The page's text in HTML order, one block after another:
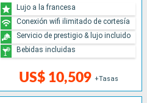
US$ 10,509 +Tasas
Lujo a la francesa
Conexión wifi ilimitado de cortesía
Servicio de prestigio & lujo incluido
Bebidas incluidas